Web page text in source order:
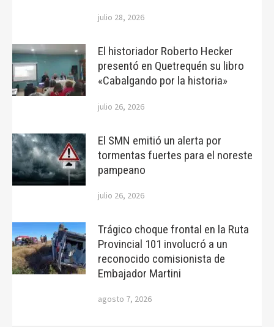
julio 28, 2026
El historiador Roberto Hecker
presentó en Quetrequén su libro
«Cabalgando por la historia»
julio 26, 2026
El SMN emitió un alerta por
tormentas fuertes para el noreste
pampeano
julio 26, 2026
Trágico choque frontal en la Ruta
Provincial 101 involucró a un
reconocido comisionista de
Embajador Martini
agosto 7, 2026